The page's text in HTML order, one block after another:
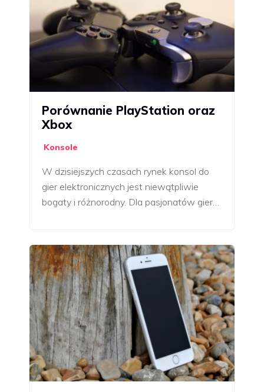
Porównanie PlayStation oraz
Xbox
Konsole
W dzisiejszych czasach rynek konsol do
gier elektronicznych jest niewątpliwie
bogaty i różnorodny. Dla pasjonatów gier…